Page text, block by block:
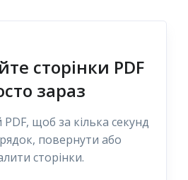
сторінки PDF
зараз
щоб за кілька секунд
повернути або
сторінки.